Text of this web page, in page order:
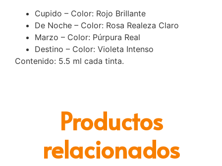
Cupido – Color: Rojo Brillante
De Noche – Color: Rosa Realeza Claro
Marzo – Color: Púrpura Real
Destino – Color: Violeta Intenso
Contenido: 5.5 ml cada tinta.
Productos
relacionados